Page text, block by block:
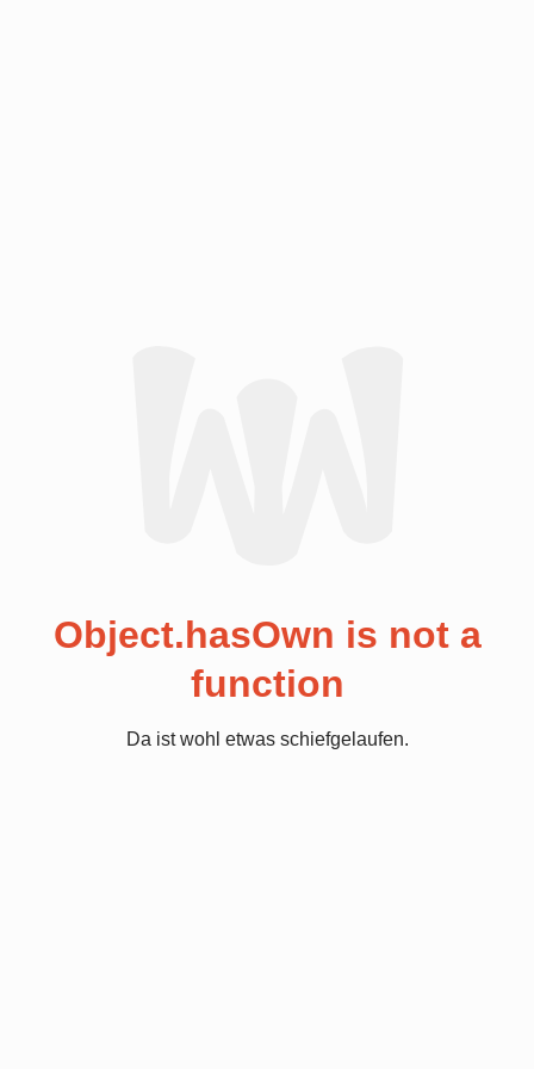
Object.hasOwn is not a
function
Da ist wohl etwas schiefgelaufen.